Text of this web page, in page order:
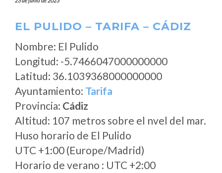
EL PULIDO – TARIFA – CÁDIZ
Nombre: El Pulido
Longitud: -5.7466047000000000
Latitud: 36.1039368000000000
Ayuntamiento: Tarifa
Provincia: Cádiz
Altitud: 107 metros sobre el nvel del mar.
Huso horario de El Pulido
UTC +1:00 (Europe/Madrid)
Horario de verano : UTC +2:00